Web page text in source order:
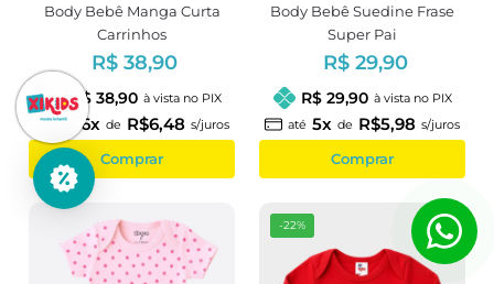
Body Bebê Manga Curta
Carrinhos
R$ 38,90
R$ 38,90 à vista no PIX
até
6x de R$6,48 s/juros
Comprar
Body Bebê Suedine Frase
Super Pai
R$ 29,90
R$ 29,90 à vista no PIX
até 5x de R$5,98 s/juros
Comprar
-22%